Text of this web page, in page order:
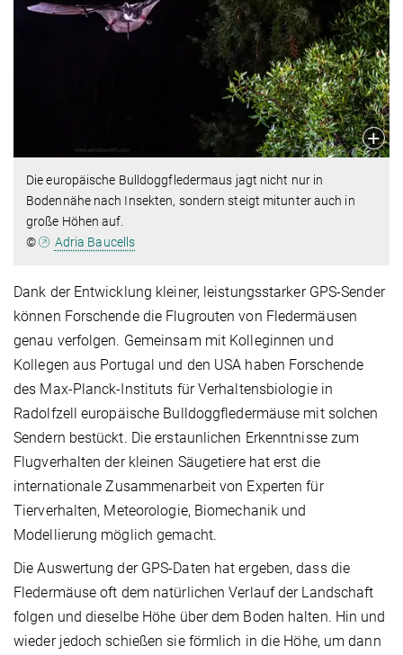
Die europäische Bulldoggfledermaus jagt nicht nur in
Bodennähe nach Insekten, sondern steigt mitunter auch in
große Höhen auf.
©
Adria Baucells
Dank der Entwicklung kleiner, leistungsstarker GPS-Sender
können Forschende die Flugrouten von Fledermäusen
genau verfolgen. Gemeinsam mit Kolleginnen und
Kollegen aus Portugal und den USA haben Forschende
des Max-Planck-Instituts für Verhaltensbiologie in
Radolfzell europäische Bulldoggfledermäuse mit solchen
Sendern bestückt. Die erstaunlichen Erkenntnisse zum
Flugverhalten der kleinen Säugetiere hat erst die
internationale Zusammenarbeit von Experten für
Tierverhalten, Meteorologie, Biomechanik und
Modellierung möglich gemacht.
Die Auswertung der GPS-Daten hat ergeben, dass die
Fledermäuse oft dem natürlichen Verlauf der Landschaft
folgen und dieselbe Höhe über dem Boden halten. Hin und
wieder jedoch schießen sie förmlich in die Höhe, um dann